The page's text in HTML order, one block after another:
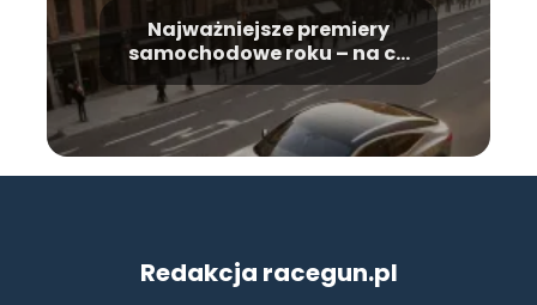
Najważniejsze premiery
samochodowe roku – na co
warto czekać?
Redakcja racegun.pl